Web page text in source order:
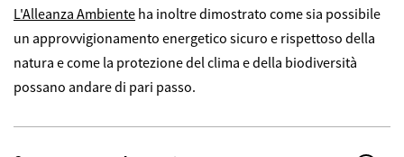
L'Alleanza Ambiente ha inoltre dimostrato come sia possibile
un approvvigionamento energetico sicuro e rispettoso della
natura e come la protezione del clima e della biodiversità
possano andare di pari passo.